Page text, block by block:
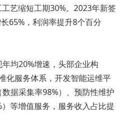
艺缩短工期30%。2023年新签
65%，利润率提升8个百分
均20%增速，头部企业构
化服务体系，开发智能运维平
据采集率98%）、预防性维护
）等增值服务，服务收入占比提